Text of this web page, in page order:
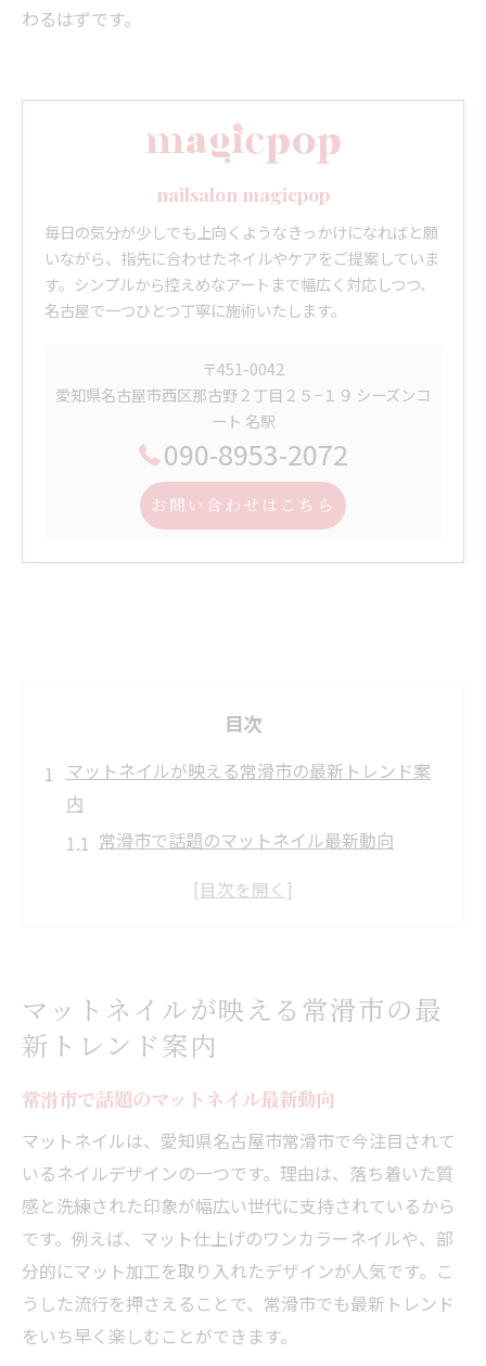
わるはずです。
nailsalon magicpop
毎日の気分が少しでも上向くようなきっかけになればと願
いながら、指先に合わせたネイルやケアをご提案していま
す。シンプルから控えめなアートまで幅広く対応しつつ、
名古屋で一つひとつ丁寧に施術いたします。
〒451-0042
愛知県名古屋市西区那古野２丁目２５−１９ シーズンコ
ート 名駅
090-8953-2072
お問い合わせはこちら
目次
マットネイルが映える常滑市の最新トレンド案
内
常滑市で話題のマットネイル最新動向
ネイルサロン選びで重視すべきポイント
常滑市で試したいマットネイルの魅力
愛知県常滑市で叶える理想のネイル体験とは
理想を叶える常滑市ネイル体験の流れ
ネイルサロンのサービス比較で失敗回避
ファッション感度を高めるネイルの選び方
常滑の人気ネイルサロンで体験できる技術
高品質ネイルで満足度をアップする方法
ネイル体験をより充実させるポイント
ニュアンスを楽しむならマットネイルが最適な
理由
マットネイルが映える常滑市の最
新トレンド案内
常滑市で話題のマットネイル最新動向
マットネイルは、愛知県名古屋市常滑市で今注目されて
いるネイルデザインの一つです。理由は、落ち着いた質
感と洗練された印象が幅広い世代に支持されているから
です。例えば、マット仕上げのワンカラーネイルや、部
分的にマット加工を取り入れたデザインが人気です。こ
うした流行を押さえることで、常滑市でも最新トレンド
をいち早く楽しむことができます。